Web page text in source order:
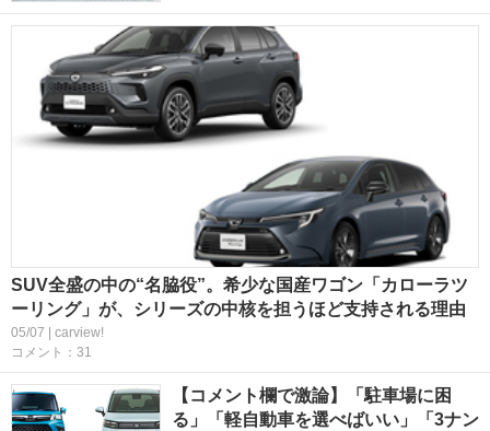
SUV全盛の中の“名脇役”。希少な国産ワゴン「カローラツ
ーリング」が、シリーズの中核を担うほど支持される理由
05/07 | carview!
コメント：31
【コメント欄で激論】「駐車場に困
る」「軽自動車を選べばいい」「3ナン